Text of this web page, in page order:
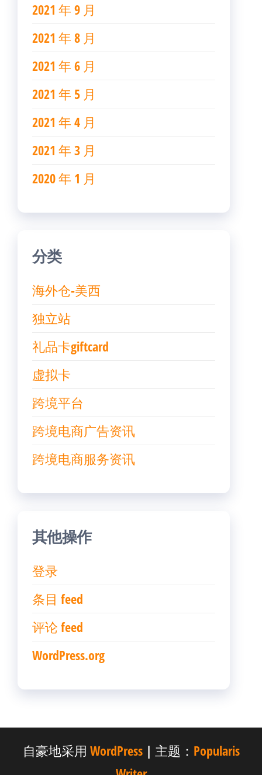
2021 年 9 月
2021 年 8 月
2021 年 6 月
2021 年 5 月
2021 年 4 月
2021 年 3 月
2020 年 1 月
分类
海外仓-美西
独立站
礼品卡giftcard
虚拟卡
跨境平台
跨境电商广告资讯
跨境电商服务资讯
其他操作
登录
条目 feed
评论 feed
WordPress.org
自豪地采用 WordPress | 主题： Popularis